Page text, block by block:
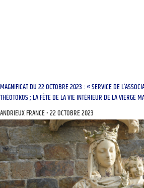
MAGNIFICAT DU 22 OCTOBRE 2023 : « SERVICE DE
THÉOTOKOS ; LA FÊTE DE LA VIE INTÉRIEUR DE LA VIERGE
ANDRIEUX FRANCE 22 OCTOBRE 2023